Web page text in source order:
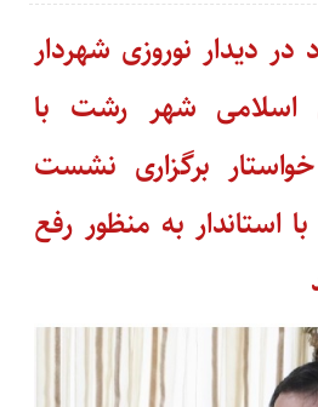
دیدار نوروزی شهردار
اسلامی شهر رشت با
خواستار برگزاری نشست
استاندار به منظور رفع